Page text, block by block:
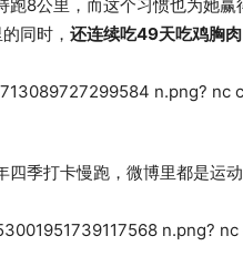
8公里，而这个习惯也为她
同时， 还连续吃49天吃鸡胸肉
四季打卡慢跑，微博里都是运动